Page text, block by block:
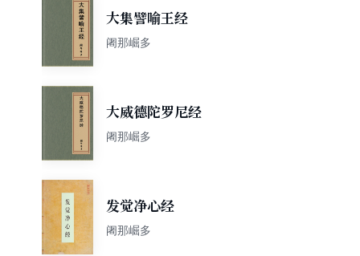
大集譬喻王经
阇那崛多
大威德陀罗尼经
阇那崛多
发觉净心经
阇那崛多